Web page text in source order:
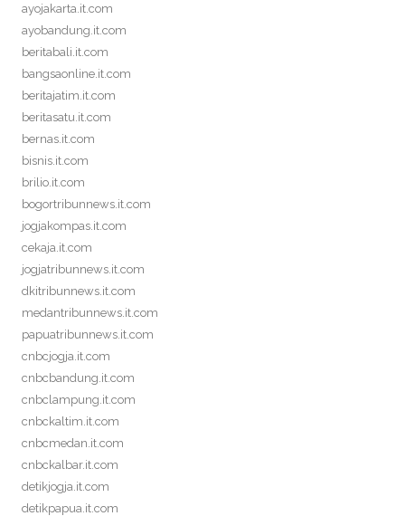
ayojakarta.it.com
ayobandung.it.com
beritabali.it.com
bangsaonline.it.com
beritajatim.it.com
beritasatu.it.com
bernas.it.com
bisnis.it.com
brilio.it.com
bogortribunnews.it.com
jogjakompas.it.com
cekaja.it.com
jogjatribunnews.it.com
dkitribunnews.it.com
medantribunnews.it.com
papuatribunnews.it.com
cnbcjogja.it.com
cnbcbandung.it.com
cnbclampung.it.com
cnbckaltim.it.com
cnbcmedan.it.com
cnbckalbar.it.com
detikjogja.it.com
detikpapua.it.com